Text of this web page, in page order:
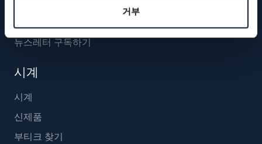
거부
뉴스레터 구독하기
시계
시계
신제품
부티크 찾기